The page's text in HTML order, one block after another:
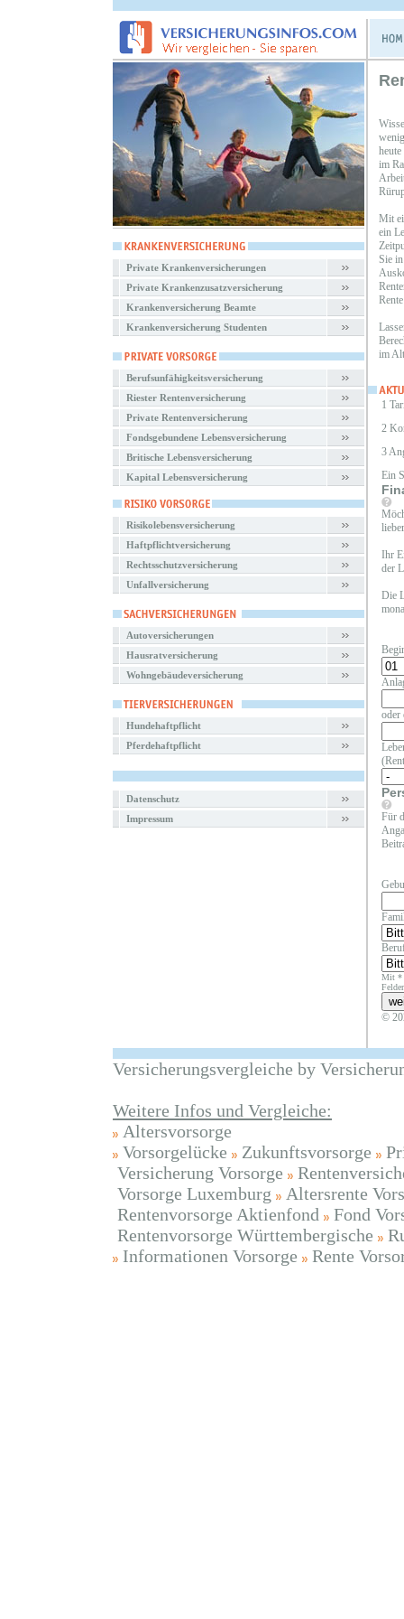
Private Krankenversicherungen
Private Krankenzusatzversicherung
Krankenversicherung Beamte
Krankenversicherung Studenten
Berufsunfähigkeitsversicherung
Riester Rentenversicherung
Private Rentenversicherung
Fondsgebundene Lebensversicherung
Britische Lebensversicherung
Kapital Lebensversicherung
Risikolebensversicherung
Haftpflichtversicherung
Rechtsschutzversicherung
Unfallversicherung
Autoversicherungen
Hausratversicherung
Wohngebäudeversicherung
Hundehaftpflicht
Pferdehaftpflicht
Datenschutz
Impressum
im
Mit
ein
Sie
im
1
2
3
Ein
Ihr
der
Die
oder
Für
Mit *
©
Versicherungsvergleiche by
Weitere Infos und Vergleiche:
Altersvorsorge
Vorsorgelücke
Zukunftsvorsorge
Versicherung Vorsorge
Vorsorge Luxemburg
Altersrente
Rentenvorsorge Aktienfond
Fond
Rentenvorsorge Württembergische
Informationen Vorsorge
Rente